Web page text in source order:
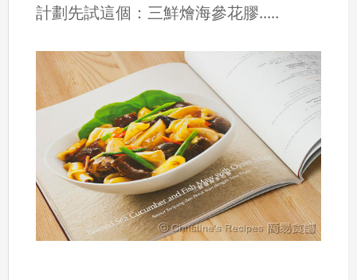
計劃先試這個：三鮮燴海參花膠.....